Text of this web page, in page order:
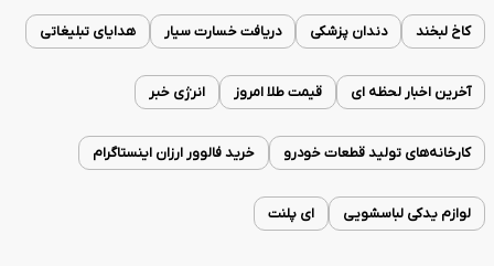
کاخ لبخند دندان پزشکی دریافت خسارت سیار هدایای تبلیغاتی
آخرین اخبار لحظه ای قیمت طلا امروز انرژی خبر
کارخانه‌های تولید قطعات خودرو خرید فالوور ارزان اینستاگرام
لوازم یدکی لباسشویی ای پلنت